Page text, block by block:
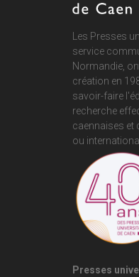
Les Presses
service
Normandie,
création en
savoir-faire
recherche
caennaises et
ou
Presses